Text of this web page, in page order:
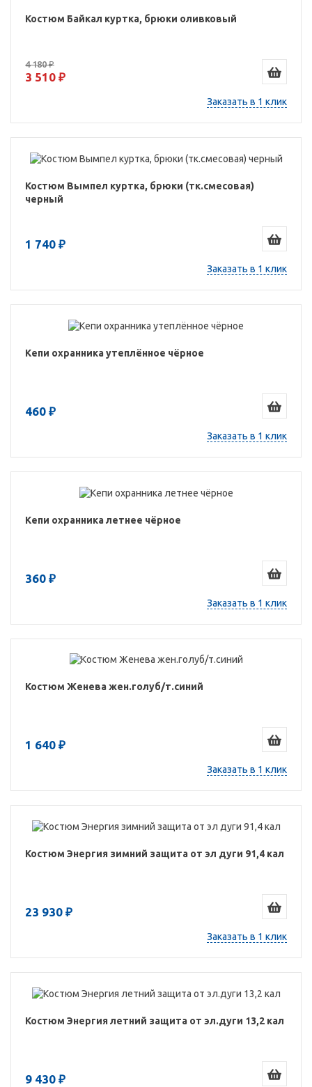
Костюм Байкал куртка, брюки оливковый
4 180 ₽
3 510 ₽
Заказать в 1 клик
Костюм Вымпел куртка, брюки (тк.смесовая)
черный
1 740 ₽
Заказать в 1 клик
Кепи охранника утеплённое чёрное
460 ₽
Заказать в 1 клик
Кепи охранника летнее чёрное
360 ₽
Заказать в 1 клик
Костюм Женева жен.голуб/т.синий
1 640 ₽
Заказать в 1 клик
Костюм Энергия зимний защита от эл дуги 91,4 кал
23 930 ₽
Заказать в 1 клик
Костюм Энергия летний защита от эл.дуги 13,2 кал
9 430 ₽